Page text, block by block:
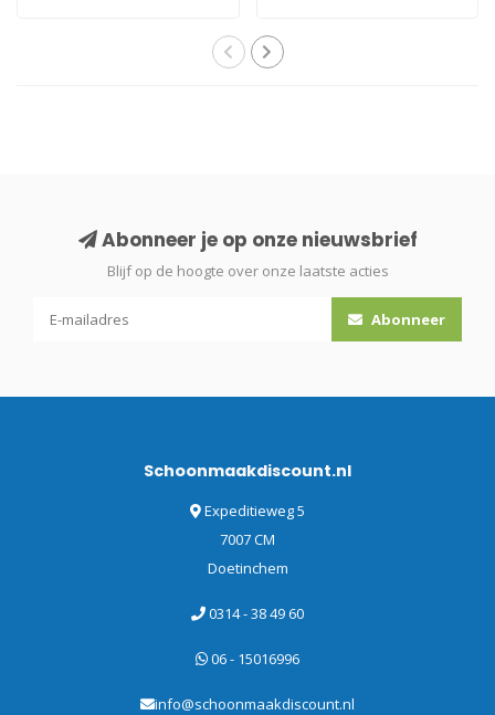
Abonneer je op onze nieuwsbrief
Blijf op de hoogte over onze laatste acties
Abonneer
Schoonmaakdiscount.nl
Expeditieweg 5
7007 CM
Doetinchem
0314 - 38 49 60
06 - 15016996
info@schoonmaakdiscount.nl